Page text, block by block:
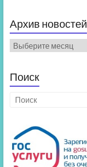
Архив новостей
Архив
новостей
Поиск